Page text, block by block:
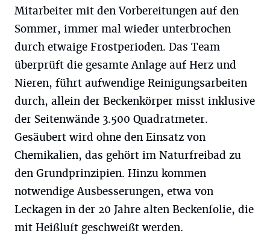
Mitarbeiter mit den Vorbereitungen auf den
Sommer, immer mal wieder unterbrochen
durch etwaige Frostperioden. Das Team
überprüft die gesamte Anlage auf Herz und
Nieren, führt aufwendige Reinigungsarbeiten
durch, allein der Beckenkörper misst inklusive
der Seitenwände 3.500 Quadratmeter.
Gesäubert wird ohne den Einsatz von
Chemikalien, das gehört im Naturfreibad zu
den Grundprinzipien. Hinzu kommen
notwendige Ausbesserungen, etwa von
Leckagen in der 20 Jahre alten Beckenfolie, die
mit Heißluft geschweißt werden.